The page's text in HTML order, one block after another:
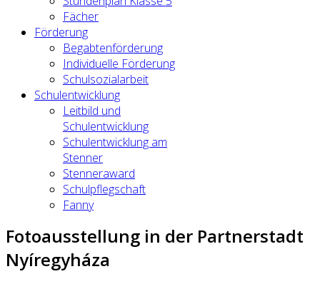
Fächer
Förderung
Begabtenförderung
Individuelle Förderung
Schulsozialarbeit
Schulentwicklung
Leitbild und
Schulentwicklung
Schulentwicklung am
Stenner
Stenneraward
Schulpflegschaft
Fanny
Fotoausstellung in der Partnerstadt
Nyíregyháza